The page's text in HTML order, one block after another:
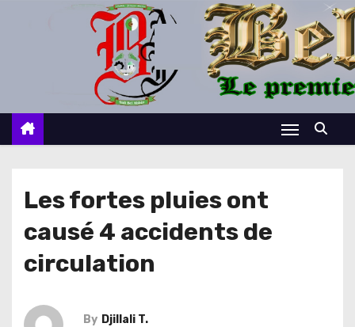
c
Les fortes pluies ont
causé 4 accidents de
circulation
By Djillali T.